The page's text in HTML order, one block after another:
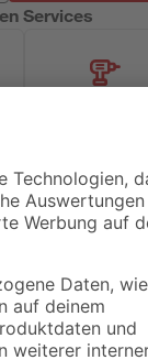
Services